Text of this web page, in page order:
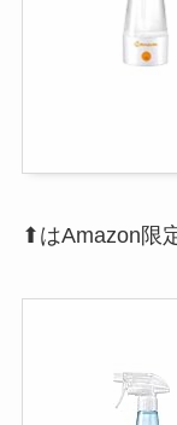
⬆はAmazon限